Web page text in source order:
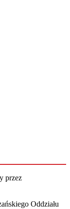
przez
Oddziału